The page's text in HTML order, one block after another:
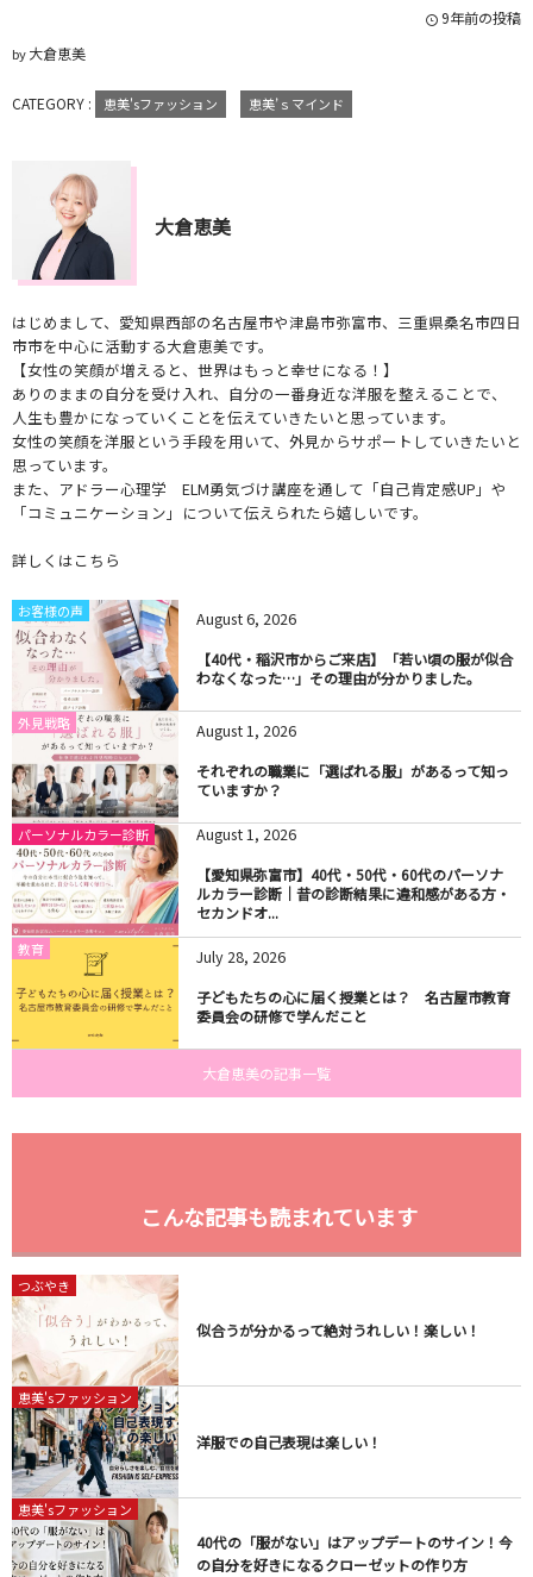
9年前の投稿
by大倉恵美
CATEGORY : 恵美'sファッション 恵美’ｓマインド
大倉恵美
はじめまして、愛知県西部の名古屋市や津島市弥富市、三重県桑名市四日
市市を中心に活動する大倉恵美です。
【女性の笑顔が増えると、世界はもっと幸せになる！】
ありのままの自分を受け入れ、自分の一番身近な洋服を整えることで、
人生も豊かになっていくことを伝えていきたいと思っています。
女性の笑顔を洋服という手段を用いて、外見からサポートしていきたいと
思っています。
また、アドラー心理学 ELM勇気づけ講座を通して「自己肯定感UP」や
「コミュニケーション」について伝えられたら嬉しいです。
詳しくはこちら
お客様の声 August6, 2026
【40代・稲沢市からご来店】「若い頃の服が似合
わなくなった…」その理由が分かりました。
外見戦略 August1, 2026
それぞれの職業に「選ばれる服」があるって知っ
ていますか？
パーソナルカラー診断 August1, 2026
【愛知県弥富市】40代・50代・60代のパーソナ
ルカラー診断｜昔の診断結果に違和感がある方・
セカンドオ...
教育 July28, 2026
子どもたちの心に届く授業とは？ 名古屋市教育
委員会の研修で学んだこと
大倉恵美の記事一覧
こんな記事も読まれています
つぶやき
似合うが分かるって絶対うれしい！楽しい！
恵美'sファッション
洋服での自己表現は楽しい！
恵美'sファッション
40代の「服がない」はアップデートのサイン！今
の自分を好きになるクローゼットの作り方